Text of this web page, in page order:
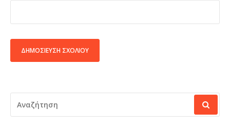
ΓΙΑ: